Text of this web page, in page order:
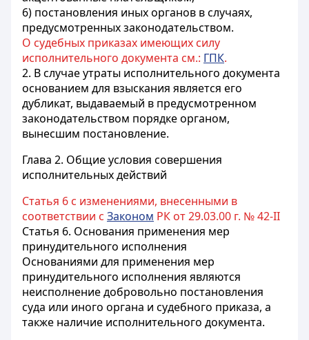
6) постановления иных органов в случаях,
предусмотренных законодательством.
О судебных приказах имеющих силу
исполнительного документа см.: ГПК.
2. В случае утраты исполнительного документа
основанием для взыскания является его
дубликат, выдаваемый в предусмотренном
законодательством порядке органом,
вынесшим постановление.
Глава 2. Общие условия совершения
исполнительных действий
Статья 6 с изменениями, внесенными в
соответствии с Законом РК от 29.03.00 г. № 42-II
Статья 6. Основания применения мер
принудительного исполнения
Основаниями для применения мер
принудительного исполнения являются
неисполнение добровольно постановления
суда или иного органа и судебного приказа, а
также наличие исполнительного документа.